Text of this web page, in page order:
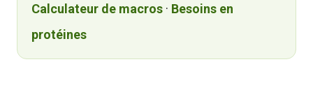
Calculateur de macros · Besoins en
protéines